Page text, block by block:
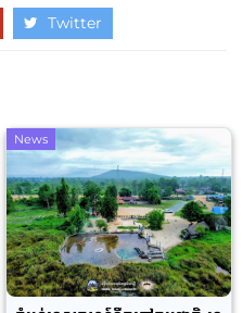
Twitter
News